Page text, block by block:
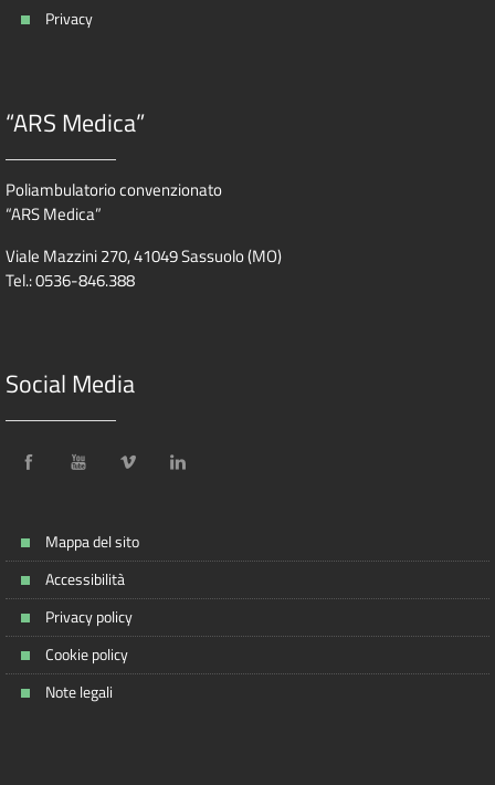
Privacy
“ARS Medica”
Poliambulatorio convenzionato
“ARS Medica”
Viale Mazzini 270, 41049 Sassuolo (MO)
Tel.: 0536-846.388
Social Media
Mappa del sito
Accessibilità
Privacy policy
Cookie policy
Note legali